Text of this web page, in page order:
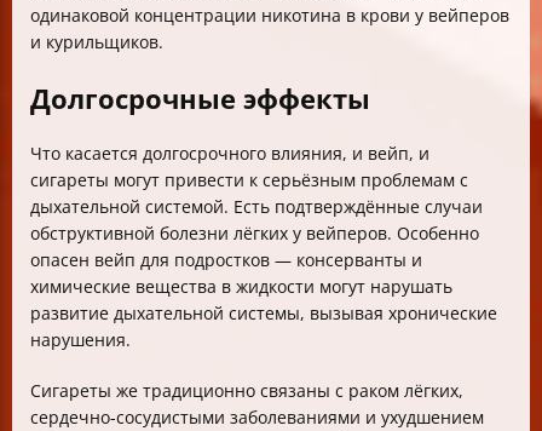
одинаковой концентрации никотина в крови у вейперов
и курильщиков.
Долгосрочные эффекты
Что касается долгосрочного влияния, и вейп, и
сигареты могут привести к серьёзным проблемам с
дыхательной системой. Есть подтверждённые случаи
обструктивной болезни лёгких у вейперов. Особенно
опасен вейп для подростков — консерванты и
химические вещества в жидкости могут нарушать
развитие дыхательной системы, вызывая хронические
нарушения.
Сигареты же традиционно связаны с раком лёгких,
сердечно-сосудистыми заболеваниями и ухудшением